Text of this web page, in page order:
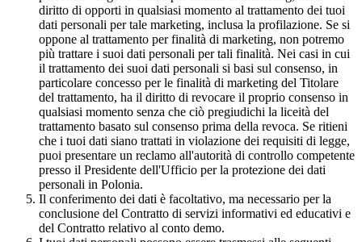
diritto di opporti in qualsiasi momento al trattamento dei tuoi
dati personali per tale marketing, inclusa la profilazione. Se si
oppone al trattamento per finalità di marketing, non potremo
più trattare i suoi dati personali per tali finalità. Nei casi in cui
il trattamento dei suoi dati personali si basi sul consenso, in
particolare concesso per le finalità di marketing del Titolare
del trattamento, ha il diritto di revocare il proprio consenso in
qualsiasi momento senza che ciò pregiudichi la liceità del
trattamento basato sul consenso prima della revoca. Se ritieni
che i tuoi dati siano trattati in violazione dei requisiti di legge,
puoi presentare un reclamo all'autorità di controllo competente
presso il Presidente dell'Ufficio per la protezione dei dati
personali in Polonia.
Il conferimento dei dati è facoltativo, ma necessario per la
conclusione del Contratto di servizi informativi ed educativi e
del Contratto relativo al conto demo.